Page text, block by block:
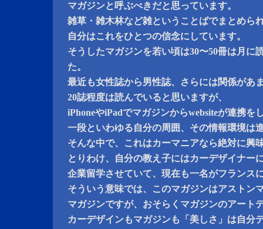
マガジンと呼ぶべきだと思っています。
雑草・雑木林など雑ということばでまとめら
自分はこれをひとつの信念にしています。
そうしたマガジンを若い頃は30〜50冊は月に
た。
最近も女性誌から男性誌、さらには関係があ
20誌程度は読んでいると思いますが、
iPhoneやiPadでマガジンからwebsiteが連携を
一段といわゆる自分の周囲、その情報環境は
そんな中で、これはカーマニアなら絶対に興
とりわけ、自分の教え子にはカーデザイナー
企業留学させていて、現在も一名がフランス
そういう意味では、このマガジンはアストン
マガジンですが、おそらくマガジンのアート
カーデザインもマガジンも「美しさ」は自分